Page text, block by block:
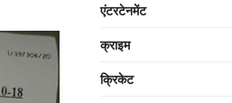
एंटरटेनमेंट
क्राइम
क्रिकेट